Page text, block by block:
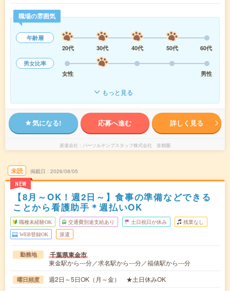
職場の雰囲気
年齢層
20代
30代 40代 50代
60代
男女比率
女性
男性
もっと見る
気になる! 応募へ進む 詳しく見る
派遣会社 パーソルテンプスタッフ株式会社 首都圏
未読
NEW
掲載日 2026/08/05
【8月～OK！週2日～】食事の準備などできる
ことから看護助手＊週払いOK
職種未経験OK 交通費別途支給あり 土日祝日が休み 残業なし
WEB登録OK 派遣
勤務地 千葉県東金市
東金駅から---分／求名駅から---分／福俵駅から---分
曜日頻度 週2日～5日OK（月～金） ★土日休みOK